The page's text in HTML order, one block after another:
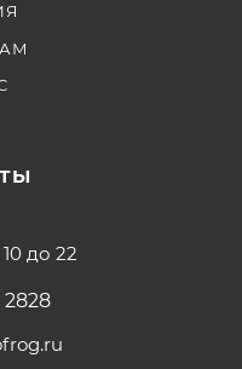
до 22
2828